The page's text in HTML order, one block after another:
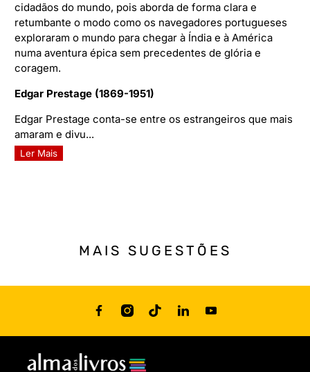
cidadãos do mundo, pois aborda de forma clara e
retumbante o modo como os navegadores portugueses
exploraram o mundo para chegar à Índia e à América
numa aventura épica sem precedentes de glória e
coragem.
Edgar Prestage (1869-1951)
Edgar Prestage conta-se entre os estrangeiros que mais
amaram e divu...
Ler Mais
MAIS SUGESTÕES